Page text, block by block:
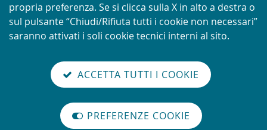
SCOPRI DI PIÙ
Cerca
nel
Organizzazione
Antiriciclaggio
propria preferenza. Se si clicca sulla X in alto a destra o
sul pulsante “Chiudi/Rifiuta tutti i cookie non necessari”
saranno attivati i soli cookie tecnici interni al sito.
ACCETTA TUTTI I COOKIE
PREFERENZE COOKIE